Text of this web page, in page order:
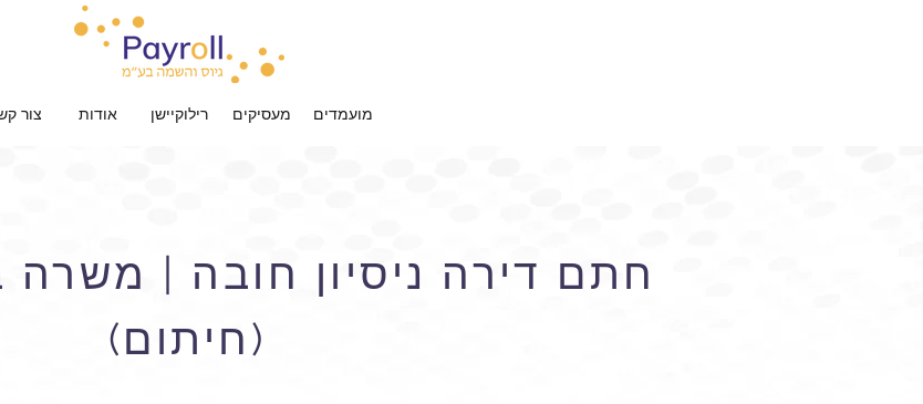
מועמדים מעסיקים רילוקיישן אודות צור
חתם דירה ניסיון חובה |
(חיתום)